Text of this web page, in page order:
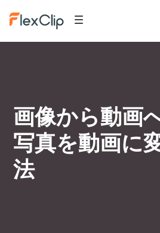
画像から動画
写真を動画に
法